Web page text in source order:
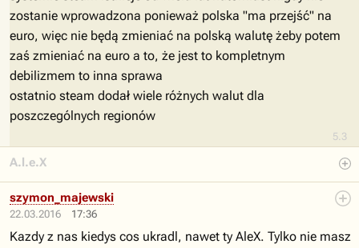
5.3
zostanie wprowadzona ponieważ polska "ma przejść" na
euro, więc nie będą zmieniać na polską walutę żeby potem
zaś zmieniać na euro a to, że jest to kompletnym
debilizmem to inna sprawa
ostatnio steam dodał wiele różnych walut dla
poszczególnych regionów
A.l.e.X
22.03.2016 17:36
szymon_majewski
Kazdy z nas kiedys cos ukradl, nawet ty AleX. Tylko nie masz